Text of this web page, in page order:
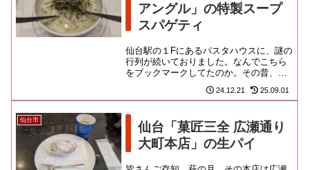
アングル」の特製スープ
スパゲティ
仙台駅の１Fにあるパスタハウスに、謎の
行列が続いておりました。なんでこちら
をブックマークしてたのか。その昔、国
鉄が口減らしのため、駅員を厨房に立た
せていたお店という記事を読...
24.12.21 25.09.01
仙台市
仙台「菓匠三全 広瀬通り
大町本店」の生パイ